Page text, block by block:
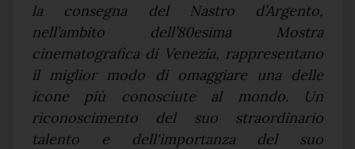
la consegna del Nastro d’Argento,
nell’ambito dell’80esima Mostra
cinematografica di Venezia, rappresentano
il miglior modo di omaggiare una delle
icone più conosciute al mondo. Un
riconoscimento del suo straordinario
talento e dell'importanza del suo